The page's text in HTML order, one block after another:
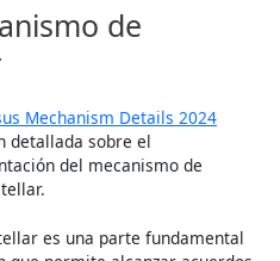
de
Mechanism Details 2024
detallada sobre el
del mecanismo de
es una parte fundamental